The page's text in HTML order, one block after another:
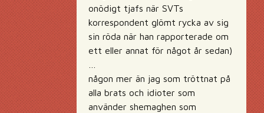
onödigt tjafs när SVTs
korrespondent glömt rycka av sig
sin röda när han rapporterade om
ett eller annat för något år sedan)
någon mer än jag som tröttnat på
alla brats och idioter som
använder shemaghen som